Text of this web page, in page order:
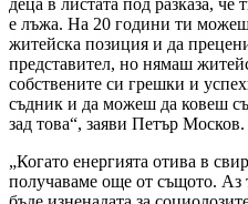
е лъжа. На 20 години ти
житейска позиция и да
представител, но нямаш
собствените си грешки и
съдник и да можеш да ковеш
зад това“, заяви Петър Москов.
„Когато енергията отива в
получаваме още от същото. Аз